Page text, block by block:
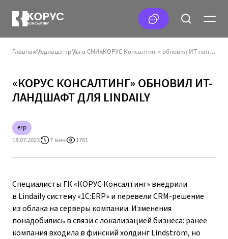
ГлавнаяМедиацентрМы в СМИ «КОРУС Консалтинг» обновил ИТ-ландшафт для Lindaily
«КОРУС КОНСАЛТИНГ» ОБНОВИЛ ИТ-
ЛАНДШАФТ ДЛЯ LINDAILY
erp
18.07.2023
7 мин 1761
Специалисты ГК «КОРУС Консалтинг» внедрили
в Lindaily систему «1С:ERP» и перевели CRM-решение
из облака на серверы компании. Изменения
понадобились в связи с локализацией бизнеса: ранее
компания входила в финский холдинг Lindström, но